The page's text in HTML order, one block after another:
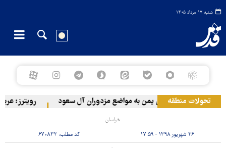
شنبه ۱۷ مرداد ۱۴۰۵
تحولات منطقه
حمله ارتش یمن به مواضع مزدوران آل سعود رویترز: عربستان ۸۶ درصد از موشک‌های پاتریوت خود را استفاده
خراسان
۲۶ شهریور ۱۳۹۸ - ۱۷:۵۹ کد مطلب:۶۷۰۸۳۲